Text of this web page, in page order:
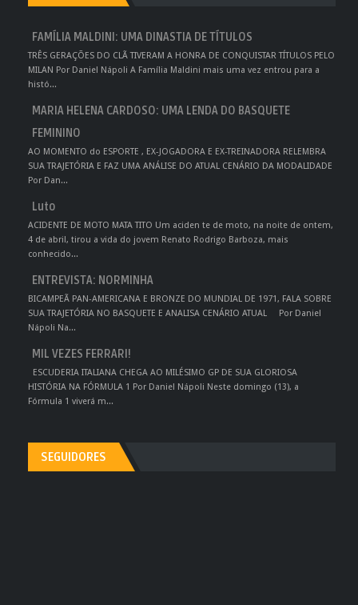
FAMÍLIA MALDINI: UMA DINASTIA DE TÍTULOS
TRÊS GERAÇÕES DO CLÃ TIVERAM A HONRA DE CONQUISTAR TÍTULOS PELO
MILAN Por Daniel Nápoli A Família Maldini mais uma vez entrou para a
histó...
MARIA HELENA CARDOSO: UMA LENDA DO BASQUETE
FEMININO
AO MOMENTO do ESPORTE , EX-JOGADORA E EX-TREINADORA RELEMBRA
SUA TRAJETÓRIA E FAZ UMA ANÁLISE DO ATUAL CENÁRIO DA MODALIDADE
Por Dan...
Luto
ACIDENTE DE MOTO MATA TITO Um aciden te de moto, na noite de ontem,
4 de abril, tirou a vida do jovem Renato Rodrigo Barboza, mais
conhecido...
ENTREVISTA: NORMINHA
BICAMPEÃ PAN-AMERICANA E BRONZE DO MUNDIAL DE 1971, FALA SOBRE
SUA TRAJETÓRIA NO BASQUETE E ANALISA CENÁRIO ATUAL Por Daniel
Nápoli Na...
MIL VEZES FERRARI!
ESCUDERIA ITALIANA CHEGA AO MILÉSIMO GP DE SUA GLORIOSA
HISTÓRIA NA FÓRMULA 1 Por Daniel Nápoli Neste domingo (13), a
Fórmula 1 viverá m...
SEGUIDORES